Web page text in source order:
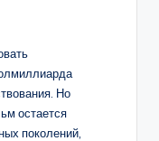
Но
остается
поколений,